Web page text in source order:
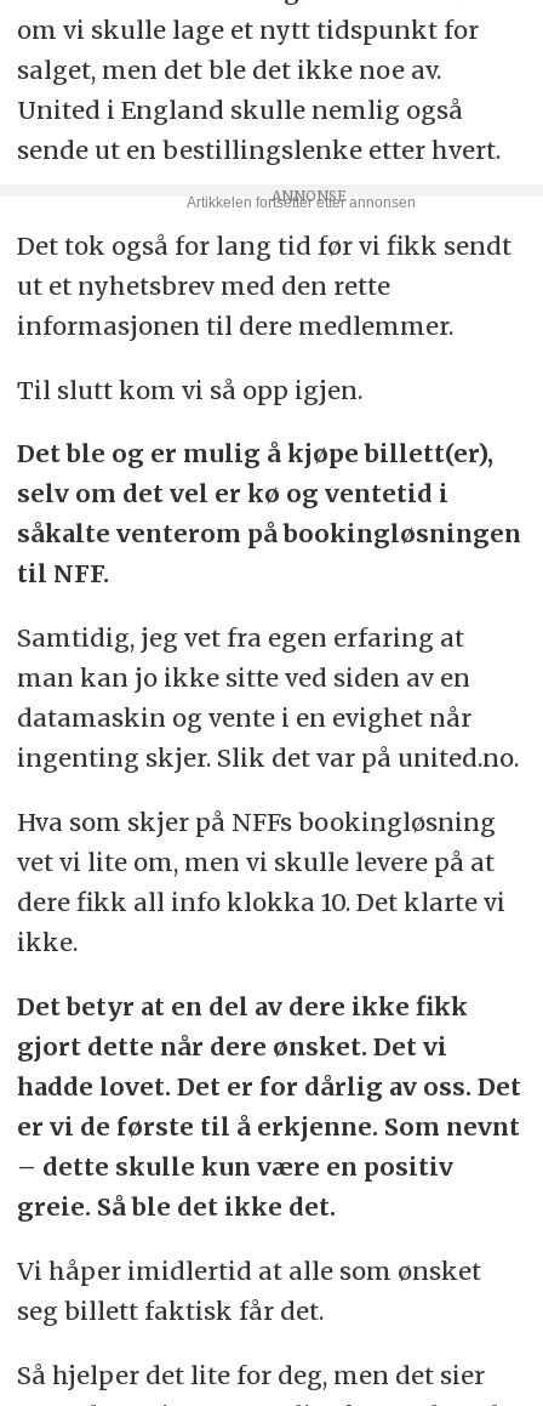
om vi skulle lage et nytt tidspunkt for
salget, men det ble det ikke noe av.
United i England skulle nemlig også
sende ut en bestillingslenke etter hvert.
Det tok også for lang tid før vi fikk sendt
ut et nyhetsbrev med den rette
informasjonen til dere medlemmer.
Til slutt kom vi så opp igjen.
Det ble og er mulig å kjøpe billett(er),
selv om det vel er kø og ventetid i
såkalte venterom på bookingløsningen
til NFF.
Samtidig, jeg vet fra egen erfaring at
man kan jo ikke sitte ved siden av en
datamaskin og vente i en evighet når
ingenting skjer. Slik det var på united.no.
Hva som skjer på NFFs bookingløsning
vet vi lite om, men vi skulle levere på at
dere fikk all info klokka 10. Det klarte vi
ikke.
Det betyr at en del av dere ikke fikk
gjort dette når dere ønsket. Det vi
hadde lovet. Det er for dårlig av oss. Det
er vi de første til å erkjenne. Som nevnt
– dette skulle kun være en positiv
greie. Så ble det ikke det.
Vi håper imidlertid at alle som ønsket
seg billett faktisk får det.
Så hjelper det lite for deg, men det sier